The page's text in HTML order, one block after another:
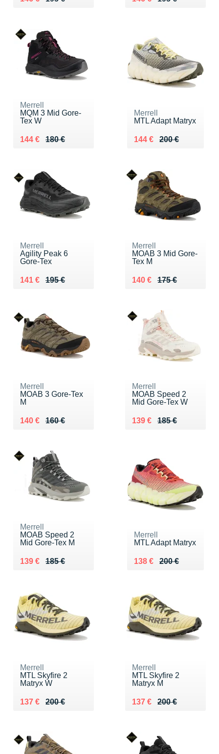
Merrell
MQM 3 Mid Gore-
Tex W
180 €
Au lieu de 180 €
144 €
Vendu 144 €
Merrell
MTL Adapt Matryx
200 €
Au lieu de 200 €
144 €
Vendu 144 €
Merrell
Agility Peak 6
Gore-Tex
195 €
Au lieu de 195 €
141 €
Vendu 141 €
Merrell
MOAB 3 Mid Gore-
Tex M
175 €
Au lieu de 175 €
140 €
Vendu 140 €
Merrell
MOAB 3 Gore-Tex
M
160 €
Au lieu de 160 €
140 €
Vendu 140 €
Merrell
MOAB Speed 2
Mid Gore-Tex W
185 €
Au lieu de 185 €
139 €
Vendu 139 €
Merrell
MOAB Speed 2
Mid Gore-Tex M
185 €
Au lieu de 185 €
139 €
Vendu 139 €
Merrell
MTL Adapt Matryx
200 €
Au lieu de 200 €
138 €
Vendu 138 €
Merrell
MTL Skyfire 2
Matryx W
200 €
Au lieu de 200 €
137 €
Vendu 137 €
Merrell
MTL Skyfire 2
Matryx M
200 €
Au lieu de 200 €
137 €
Vendu 137 €